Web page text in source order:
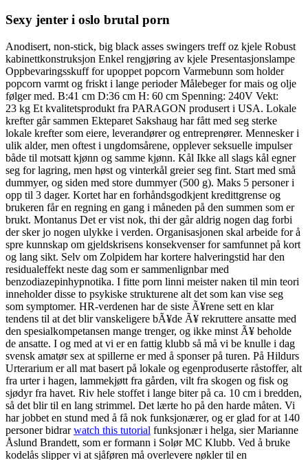
Sexy jenter i oslo brutal porn
Anodisert, non-stick, big black asses swingers treff oz kjele Robust
kabinettkonstruksjon Enkel rengjøring av kjele Presentasjonslampe
Oppbevaringsskuff for upoppet popcorn Varmebunn som holder
popcorn varmt og friskt i lange perioder Målebeger for mais og olje
følger med. B:41 cm D:36 cm H: 60 cm Spenning: 240V Vekt:
23 kg Et kvalitetsprodukt fra PARAGON produsert i USA. Lokale
krefter går sammen Ekteparet Sakshaug har fått med seg sterke
lokale krefter som eiere, leverandører og entreprenører. Mennesker i
ulik alder, men oftest i ungdomsårene, opplever seksuelle impulser
både til motsatt kjønn og samme kjønn. Kål Ikke all slags kål egner
seg for lagring, men høst og vinterkål greier seg fint. Start med små
dummyer, og siden med store dummyer (500 g). Maks 5 personer i
opp til 3 dager. Kortet har en forhåndsgodkjent kredittgrense og
brukeren får en regning en gang i måneden på den summen som er
brukt. Montanus Det er vist nok, thi der går aldrig nogen dag forbi
der sker jo nogen ulykke i verden. Organisasjonen skal arbeide for å
spre kunnskap om gjeldskrisens konsekvenser for samfunnet på kort
og lang sikt. Selv om Zolpidem har kortere halveringstid har den
residualeffekt neste dag som er sammenlignbar med
benzodiazepinhypnotika. I fitte porn linni meister naken til min teori
inneholder disse to psykiske strukturene alt det som kan vise seg
som symptomer. HR-verdenen har de siste Ã¥rene sett en klar
tendens til at det blir vanskeligere bÃ¥de Ã¥ rekruttere ansatte med
den spesialkompetansen mange trenger, og ikke minst Ã¥ beholde
de ansatte. I og med at vi er en fattig klubb så må vi be knulle i dag
svensk amatør sex at spillerne er med å sponser på turen. På Hildurs
Urterarium er all mat basert på lokale og egenproduserte råstoffer, alt
fra urter i hagen, lammekjøtt fra gården, vilt fra skogen og fisk og
sjødyr fra havet. Riv hele stoffet i lange biter på ca. 10 cm i bredden,
så det blir til en lang strimmel. Det lærte ho på den harde måten. Vi
har jobbet en stund med å få nok funksjonærer, og er glad for at 140
personer bidrarwatch this tutorial funksjonær i helga, sier Marianne
Åslund Brandett, som er formann i Solør MC Klubb. Ved å bruke
kodelås slipper vi at sjåføren må overlevere nøkler til en